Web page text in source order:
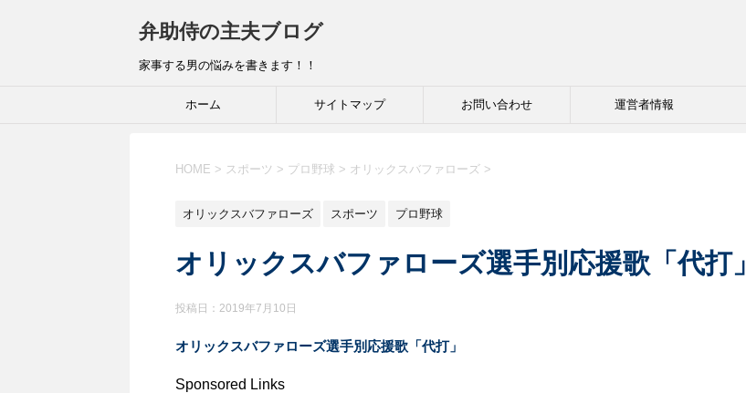
弁助侍の主夫ブログ
家事する男の悩みを書きます！！
ホーム サイトマップ お問い合わせ 運営者情報
HOME > スポーツ > プロ野球 > オリックスバファローズ >
オリックスバファローズ スポーツ プロ野球
オリックスバファローズ選手別応援歌「代打」
投稿日： 2019年7月10日
オリックスバファローズ選手別応援歌「代打」
Sponsored Links